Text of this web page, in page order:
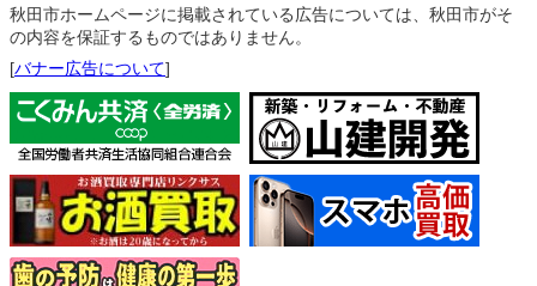
秋田市ホームページに掲載されている広告については、秋田市がそ
の内容を保証するものではありません。
[バナー広告について]